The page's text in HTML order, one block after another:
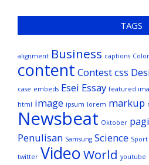
TAGS
alignment Business captions
content Contestcss
case embeds Esei Essay featured
html image ipsum lorem markup
Newsbeat Oktober
Penulisan Samsung Science Sport
twitter VideoWorld youtube